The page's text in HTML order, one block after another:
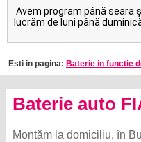
Avem program până seara
lucrăm de luni până
Esti in pagina: Baterie in functie
Baterie auto
Montăm la domiciliu, în